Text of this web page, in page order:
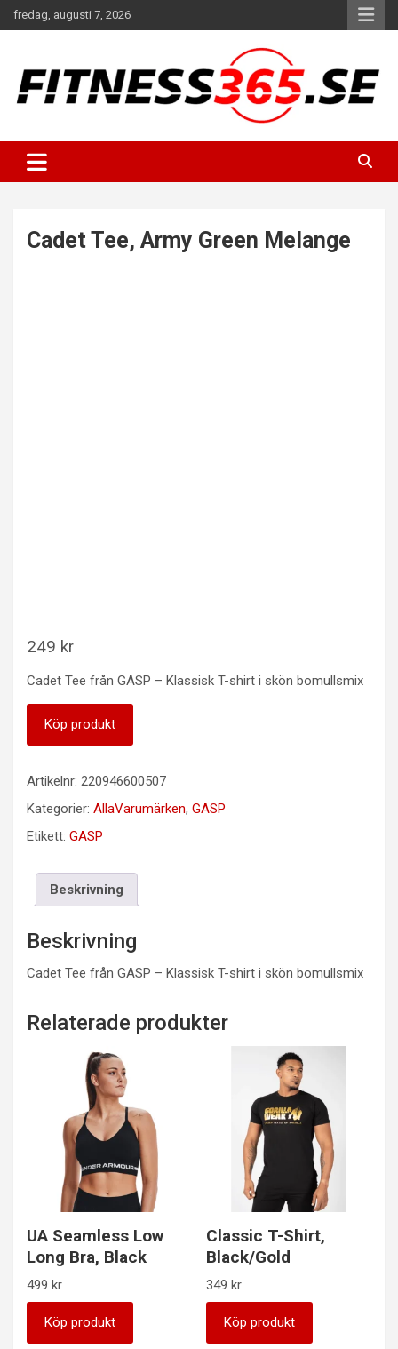
Hoppa
till
fredag, augusti 7, 2026
FITNESS365
Cadet Tee, Army Green Melange
249 kr
Cadet Tee från GASP – Klassisk T-shirt i skön bomullsmix
Köp produkt
Artikelnr: 220946600507
Kategorier: AllaVarumärken, GASP
Etikett: GASP
Beskrivning
Beskrivning
Cadet Tee från GASP – Klassisk T-shirt i skön bomullsmix
Relaterade produkter
UA Seamless Low
Long Bra, Black
499 kr
Köp produkt
Classic T-Shirt,
Black/Gold
349 kr
Köp produkt